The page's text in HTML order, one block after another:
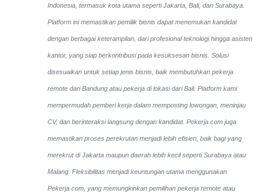
Indonesia, termasuk kota utama seperti Jakarta, Bali, dan Surabaya.
Platform ini memastikan pemilik bisnis dapat menemukan kandidat
dengan berbagai keterampilan, dari profesional teknologi hingga asisten
kantor, yang siap berkontribusi pada kesuksesan bisnis. Solusi
disesuaikan untuk setiap jenis bisnis, baik membutuhkan pekerja
remote dari Bandung atau pekerja di lokasi dari Bali. Platform kami
mempermudah pemberi kerja dalam memposting lowongan, meninjau
CV, dan berinteraksi langsung dengan kandidat. Pekerja.com juga
memastikan proses perekrutan menjadi lebih efisien, baik bagi yang
merekrut di Jakarta maupun daerah lebih kecil seperti Surabaya atau
Malang. Fleksibilitas menjadi keuntungan utama menggunakan
Pekerja.com, yang memungkinkan pemilihan pekerja remote atau